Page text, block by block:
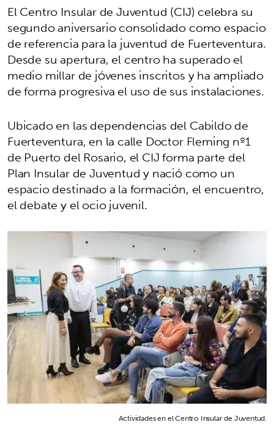
El Centro Insular de Juventud (CIJ) celebra su
segundo aniversario consolidado como espacio
de referencia para la juventud de Fuerteventura.
Desde su apertura, el centro ha superado el
medio millar de jóvenes inscritos y ha ampliado
de forma progresiva el uso de sus instalaciones.
Ubicado en las dependencias del Cabildo de
Fuerteventura, en la calle Doctor Fleming nº1
de Puerto del Rosario, el CIJ forma parte del
Plan Insular de Juventud y nació como un
espacio destinado a la formación, el encuentro,
el debate y el ocio juvenil.
Actividades en el Centro Insular de Juventud.